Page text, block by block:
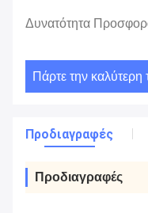
Δυνατότητα
Πάρτε την καλύτερη
Προδιαγραφές
Προδιαγραφές